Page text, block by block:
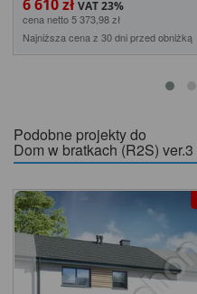
6 610 zł
cena netto 5 373,98 zł
Najniższa cena z 30 dni przed obniżką
Podobne projekty do
Dom w bratkach (R2S) ver.3